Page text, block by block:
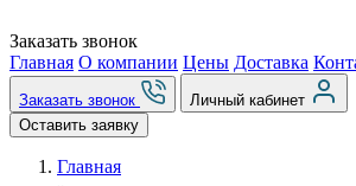
Заказать звонок
Главная О компании Цены Доставка
Заказать звонок
Личный кабинет
Оставить заявку
Главная